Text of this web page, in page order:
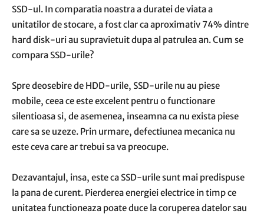
SSD-ul. In comparatia noastra a duratei de viata a
unitatilor de stocare, a fost clar ca aproximativ 74% dintre
hard disk-uri au supravietuit dupa al patrulea an. Cum se
compara SSD-urile?
Spre deosebire de HDD-urile, SSD-urile nu au piese
mobile, ceea ce este excelent pentru o functionare
silentioasa si, de asemenea, inseamna ca nu exista piese
care sa se uzeze. Prin urmare, defectiunea mecanica nu
este ceva care ar trebui sa va preocupe.
Dezavantajul, insa, este ca SSD-urile sunt mai predispuse
la pana de curent. Pierderea energiei electrice in timp ce
unitatea functioneaza poate duce la coruperea datelor sau